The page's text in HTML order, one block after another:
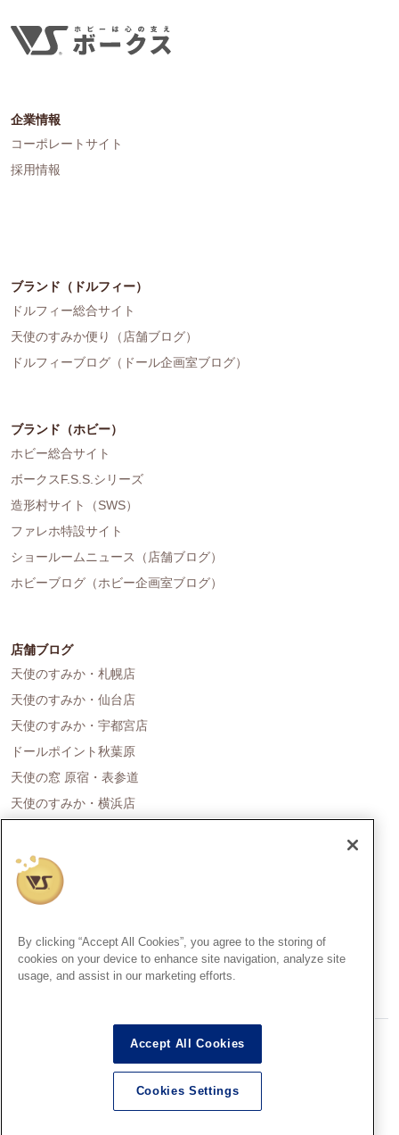
企業情報
コーポレートサイト
採用情報
ブランド（ドルフィー）
ドルフィー総合サイト
天使のすみか便り（店舗ブログ）
ドルフィーブログ（ドール企画室ブログ）
ブランド（ホビー）
ホビー総合サイト
ボークスF.S.S.シリーズ
造形村サイト（SWS）
ファレホ特設サイト
ショールームニュース（店舗ブログ）
ホビーブログ（ホビー企画室ブログ）
店舗ブログ
天使のすみか・札幌店
天使のすみか・仙台店
天使のすみか・宇都宮店
ドールポイント秋葉原
天使の窓 原宿・表参道
天使のすみか・横浜店
天使の里 霞中庵
ドールポイント大阪
天使のすみか・神戸店
天使のすみか・福岡店
創作造形©造形村/ボークス
Super Dollfie®、スーパードルフィー®は、株式会社ボークスの登録
Dollfie Dream®、ドルフィードリーム®は、株式会社ボークスの登録
By clicking “Accept All Cookies”, you agree to the storing of
cookies on your device to enhance site navigation, analyze site
usage, and assist in our marketing efforts.
Accept All Cookies
Cookies Settings